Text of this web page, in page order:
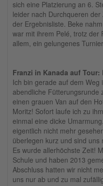
sich eine Platzierung an 6.
leider nach Durchqueren
der Ergebnisliste. Beke
war mit ihrem Pelé, trotz der
allem, ein gelungenes
Franzi in Kanada auf Tour:
Ich bin gerade auf dem Weg
abendliche Fütterungsrunde
einen grauen Van auf den
Moritz! Sofort laufe ich zu
einmal eine dicke
eigentlich nicht mehr
überlegen kurz und sind uns
Es wurde allerhöchste Zeit!
Schule und haben 2013
Abschluss hatten wir nicht
uns nur ab und zu mal